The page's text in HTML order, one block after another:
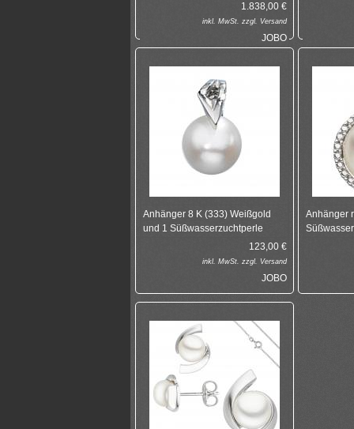
1.838,00 €
inkl. MwSt. zzgl. Versand
JOBO
Anhänger 8 K (333) Weißgold
und 1 Süßwasserzuchtperle
123,00 €
inkl. MwSt. zzgl. Versand
JOBO
Anhänger